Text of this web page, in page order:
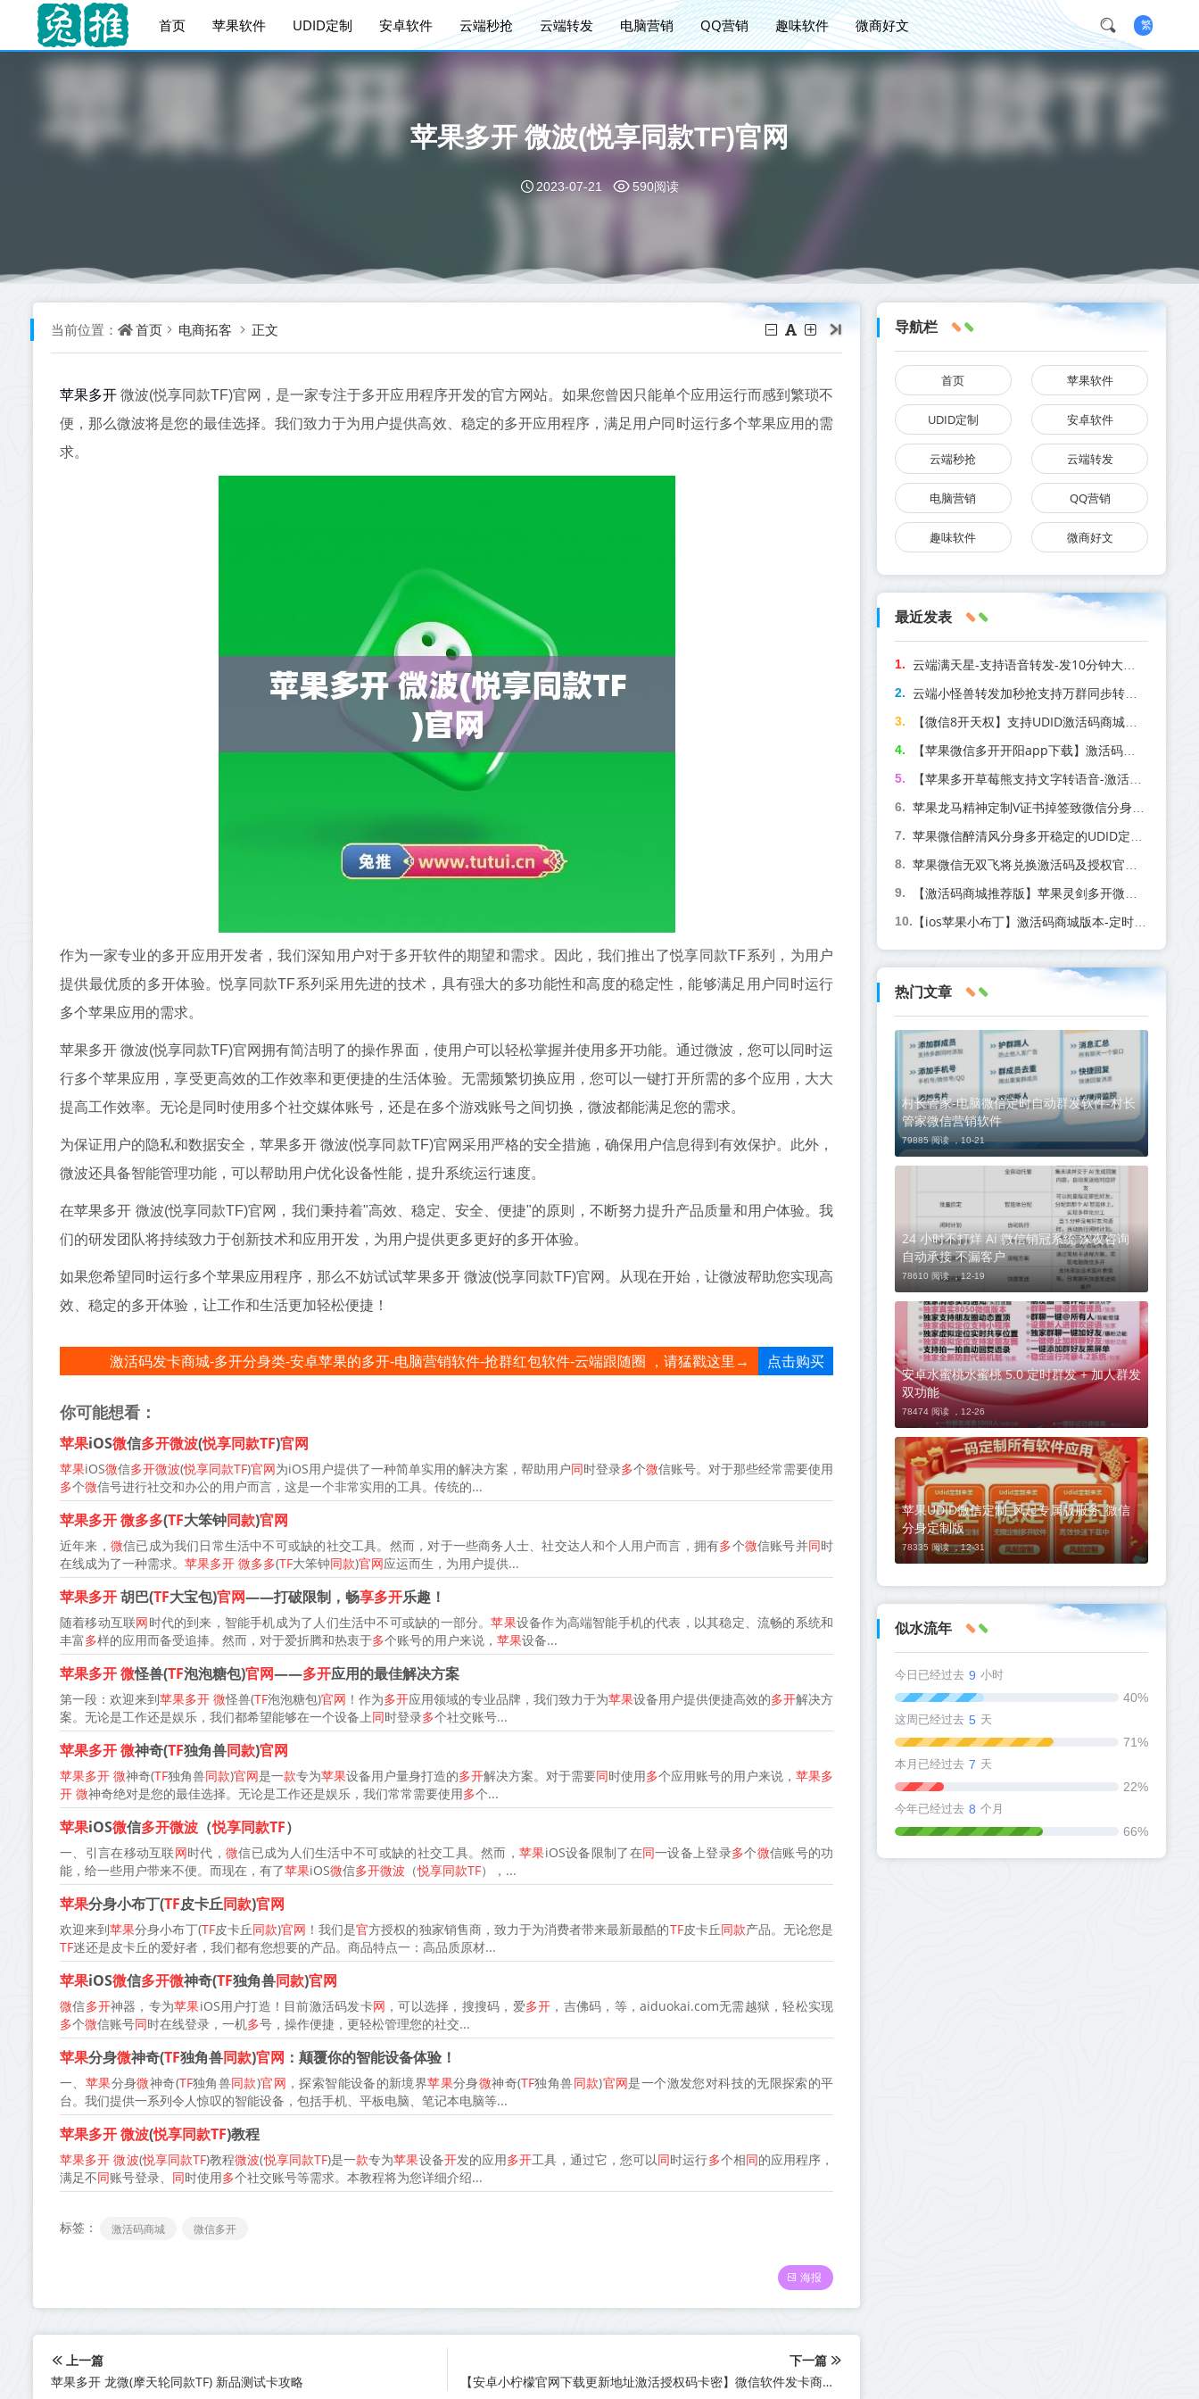
首页 苹果软件 UDID定制 安卓软件 云端秒抢 云端转发 电脑营销 QQ营销 趣味软件 微商好文 繁
苹果多开 微波(悦享同款TF)官网
2023-07-21 590阅读
当前位置： 首页 电商拓客 正文
苹果多开 微波(悦享同款TF)官网，是一家专注于多开应用程序开发的官方网站。如果您曾因只能单个应用运行而感到繁琐不
便，那么微波将是您的最佳选择。我们致力于为用户提供高效、稳定的多开应用程序，满足用户同时运行多个苹果应用的需
求。
作为一家专业的多开应用开发者，我们深知用户对于多开软件的期望和需求。因此，我们推出了悦享同款TF系列，为用户
提供最优质的多开体验。悦享同款TF系列采用先进的技术，具有强大的多功能性和高度的稳定性，能够满足用户同时运行
多个苹果应用的需求。
苹果多开 微波(悦享同款TF)官网拥有简洁明了的操作界面，使用户可以轻松掌握并使用多开功能。通过微波，您可以同时运
行多个苹果应用，享受更高效的工作效率和更便捷的生活体验。无需频繁切换应用，您可以一键打开所需的多个应用，大大
提高工作效率。无论是同时使用多个社交媒体账号，还是在多个游戏账号之间切换，微波都能满足您的需求。
为保证用户的隐私和数据安全，苹果多开 微波(悦享同款TF)官网采用严格的安全措施，确保用户信息得到有效保护。此外，
微波还具备智能管理功能，可以帮助用户优化设备性能，提升系统运行速度。
在苹果多开 微波(悦享同款TF)官网，我们秉持着"高效、稳定、安全、便捷"的原则，不断努力提升产品质量和用户体验。我
们的研发团队将持续致力于创新技术和应用开发，为用户提供更多更好的多开体验。
如果您希望同时运行多个苹果应用程序，那么不妨试试苹果多开 微波(悦享同款TF)官网。从现在开始，让微波帮助您实现高
效、稳定的多开体验，让工作和生活更加轻松便捷！
激活码发卡商城-多开分身类-安卓苹果的多开-电脑营销软件-抢群红包软件-云端跟随圈 ，请猛戳这里→ 点击购买
你可能想看：
苹果iOS微信多开微波(悦享同款TF)官网
苹果iOS微信多开微波(悦享同款TF)官网为iOS用户提供了一种简单实用的解决方案，帮助用户同时登录多个微信账号。对于那些经常需要使用
多个微信号进行社交和办公的用户而言，这是一个非常实用的工具。传统的...
苹果多开微多多(TF大笨钟同款)官网
近年来， 微信已成为我们日常生活中不可或缺的社交工具。然而，对于一些商务人士、社交达人和个人用户而言，拥有多个微信账号并同时
在线成为了一种需求。 苹果多开 微多多(TF大笨钟同款)官网应运而生，为用户提供...
苹果多开胡巴(TF大宝包)官网——打破限制，畅享多开乐趣！
随着移动互联网时代的到来，智能手机成为了人们生活中不可或缺的一部分。苹果设备作为高端智能手机的代表，以其稳定、流畅的系统和
丰富多样的应用而备受追捧。然而，对于爱折腾和热衷于多个账号的用户来说， 苹果设备...
苹果多开微怪兽(TF泡泡糖包)官网——多开应用的最佳解决方案
第一段：欢迎来到苹果多开 微怪兽(TF泡泡糖包)官网 ！作为多开应用领域的专业品牌，我们致力于为苹果设备用户提供便捷高效的多开解决方
案。无论是工作还是娱乐，我们都希望能够在一个设备上同时登录多个社交账号...
苹果多开微神奇(TF独角兽同款)官网
苹果多开 微神奇(TF独角兽同款)官网是一款专为苹果设备用户量身打造的多开解决方案。对于需要同时使用多个应用账号的用户来说，苹果多
开 微神奇绝对是您的最佳选择。无论是工作还是娱乐，我们常常需要使用多个...
苹果iOS微信多开微波 （悦享同款TF）
一、引言在移动互联网时代， 微信已成为人们生活中不可或缺的社交工具。然而，苹果iOS设备限制了在同一设备上登录多个微信账号的功
能，给一些用户带来不便。而现在，有了苹果iOS微信多开微波 （悦享同款TF），...
苹果分身小布丁(TF皮卡丘同款)官网
欢迎来到苹果分身小布丁(TF皮卡丘同款)官网 ！我们是官方授权的独家销售商，致力于为消费者带来最新最酷的TF皮卡丘同款产品。无论您是
TF迷还是皮卡丘的爱好者，我们都有您想要的产品。商品特点一：高品质原材...
苹果iOS微信多开微神奇(TF独角兽同款)官网
微信多开神器，专为苹果iOS用户打造！目前激活码发卡网 ，可以选择，搜搜码，爱多开 ，吉佛码，等，aiduokai.com无需越狱，轻松实现
多个微信账号同时在线登录，一机多号，操作便捷，更轻松管理您的社交...
苹果分身微神奇(TF独角兽同款)官网 ：颠覆你的智能设备体验！
一、 苹果分身微神奇(TF独角兽同款)官网 ，探索智能设备的新境界苹果分身微神奇(TF独角兽同款)官网是一个激发您对科技的无限探索的平
台。我们提供一系列令人惊叹的智能设备，包括手机、平板电脑、笔记本电脑等...
苹果多开微波(悦享同款TF)教程
苹果多开 微波(悦享同款TF)教程微波(悦享同款TF)是一款专为苹果设备开发的应用多开工具，通过它，您可以同时运行多个相同的应用程序，
满足不同账号登录、 同时使用多个社交账号等需求。本教程将为您详细介绍...
标签： 激活码商城 微信多开
海报
上一篇
苹果多开 龙微(摩天轮同款TF) 新品测试卡攻略
下一篇
【安卓小柠檬官网下载更新地址激活授权码卡密】微信软件发卡商城《万群同步直播机器人》微信多开
导航栏
首页 苹果软件
UDID定制 安卓软件
云端秒抢 云端转发
电脑营销 QQ营销
趣味软件 微商好文
最近发表
热门文章
村长管家-电脑微信定时自动群发软件-村长
管家微信营销软件
79885 阅读 ，10-21
24 小时不打烊 Ai 微信销冠系统 深夜咨询
自动承接 不漏客户
78610 阅读 ，12-19
安卓水蜜桃水蜜桃 5.0 定时群发 + 加人群发
双功能
78474 阅读 ， 12-26
苹果UDID微信定制_风起专属版服务_微信
分身定制版
78335 阅读 ，12-31
似水流年
今日已经过去 9 小时
40%
这周已经过去 5 天
71%
本月已经过去 7 天
22%
今年已经过去 8 个月
66%